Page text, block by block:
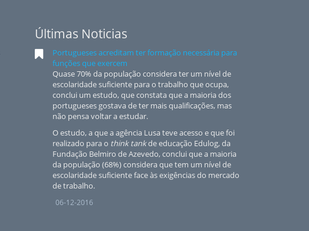
Últimas Noticias
Portugueses acreditam ter formação necessária para
funções que exercem
Quase 70% da população considera ter um nível de
escolaridade suficiente para o trabalho que ocupa,
conclui um estudo, que constata que a maioria dos
portugueses gostava de ter mais qualificações, mas
não pensa voltar a estudar.
O estudo, a que a agência Lusa teve acesso e que foi
realizado para o think tankde educação Edulog, da
Fundação Belmiro de Azevedo, conclui que a maioria
da população (68%) considera que tem um nível de
escolaridade suficiente face às exigências do mercado
de trabalho.
06-12-2016